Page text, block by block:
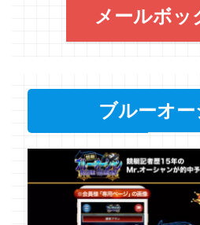
メールボッ
ブルーオ